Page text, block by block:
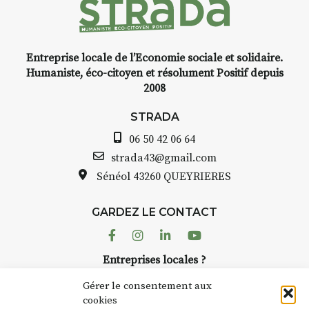
Gérer le consentement aux
cookies
INTERVIEW
avez ouvert une galerie à
Auzon…
Bernard TURLE Le Fumoir n’est
pas une galerie permanente.
AuzonToujours organise
dans le village. Des artistes et
caves, les granges d’Auzon. Le
Fumoir est l’un de ces espaces
Entreprise locale de l’Economie sociale et solidaire.
Humaniste, éco-citoyen et résolument Positif depuis
2008
STRADA
06 50 42 06 64
strada43@gmail.com
Sénéol 43260 QUEYRIERES
GARDEZ LE CONTACT
FacebookInstagram
LinkedinYoutube
Entreprises locales ?